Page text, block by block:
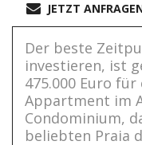
JETZT
Der beste
investieren, ist
475.000 Euro
Appartment im
Condominium,
beliebten Praia